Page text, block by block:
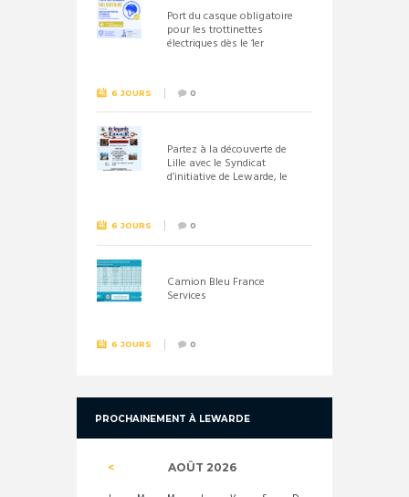
Port du casque obligatoire
pour les trottinettes
électriques dès le 1er
6 JOURS 0
Partez à la découverte de
Lille avec le Syndicat
d’initiative de Lewarde, le
6 JOURS 0
Camion Bleu France
Services
6 JOURS 0
PROCHAINEMENT À LEWARDE
AOÛT 2026